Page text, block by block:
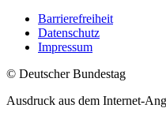
Barrierefreiheit
Datenschutz
Impressum
© Deutscher Bundestag
Ausdruck aus dem Internet-